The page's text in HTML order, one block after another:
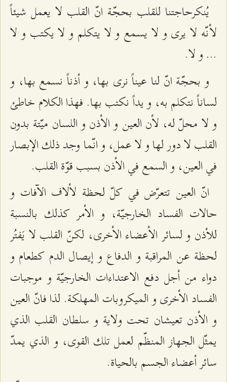
يُنكرحاجتنا للقلب بحجّة انّ القلب لا يعمل شيئاً
لأنّه لا يرى و لا يسمع و لا يتكلم و لا يكتب و لا
... و لا.
و بحجّة انّ لنا عيناً نرى بها، و أذناً نسمع بها، و
لساناً نتكلم به، و يداً نكتب بها. فهذا الكلام خاطئ
و لا محلّ له، لأن العين و الأذن و اللسان ميّتة بدون
القلب لا دور لها و لا عمل، و انّما وجد ذلك الإبصار
في العين، و السمع في الأذن بسبب قوّة القلب.
انّ العين تتعرّض في كلّ لحظة لألاف الآفات و
حالات الفساد الخارجيّة، و الأمر كذلك بالنسبة
للأذن و لسائر الأعضاء الأخرى، لكنّ القلب لا يَفتُر
لحظة عن المراقبة و الدفاع و إيصال الدم كطعام و
دواء من أجل دفع الاعتداءات الخارجيّة و موجبات
الفساد الأخرى و الميكروبات المهلكة. لذا فانّ العين
و الأذن تعيشان تحت ولاية و سلطان القلب الذي
يمثّل الجهاز المنظّم لعمل تلك القوى، و الذي يمدّ
سائر أعضاء الجسم بالحياة.